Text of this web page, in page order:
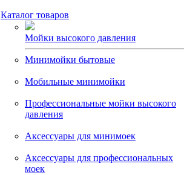
Каталог товаров
Мойки высокого давления
Минимойки бытовые
Мобильные минимойки
Профессиональные мойки высокого
давления
Аксессуары для минимоек
Аксессуары для профессиональных
моек